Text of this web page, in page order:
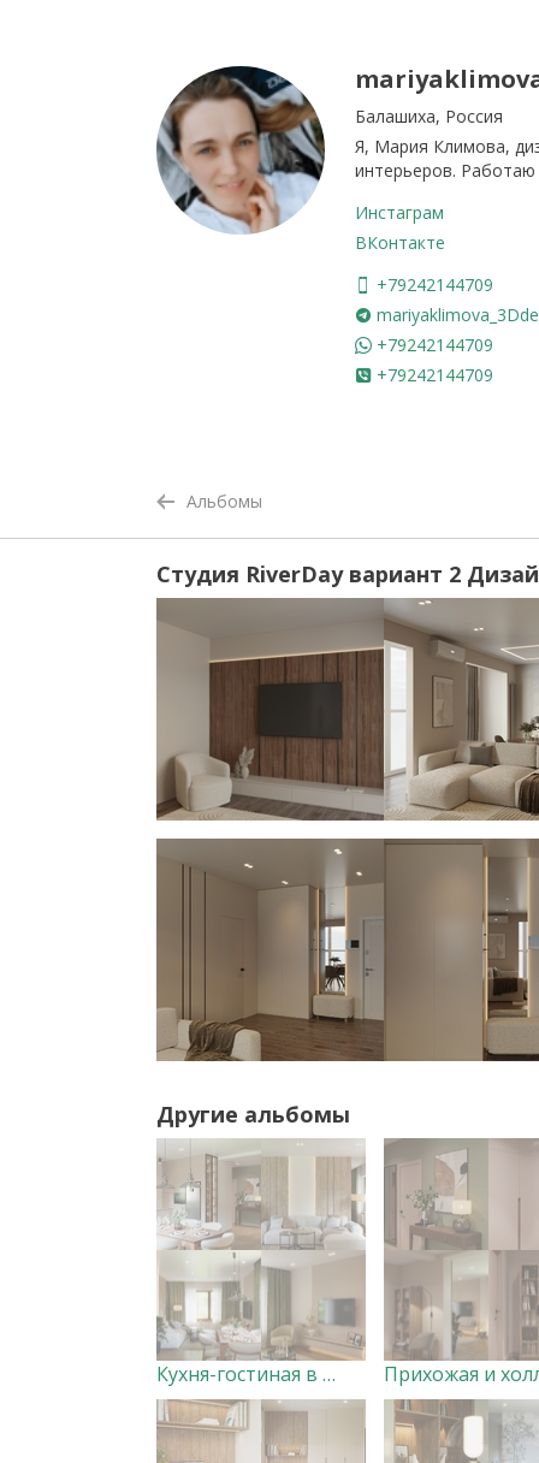
Балашиха, Россия
Я, Мария Климова,
интерьеров.
Инстаграм
ВКонтакте
+79242144709
+79242144709
+79242144709
Альбомы
Студия RiverDay вариант 2
Другие альбомы
Кухня-гостиная в загородном доме Дизайнер Анна Скорнякова